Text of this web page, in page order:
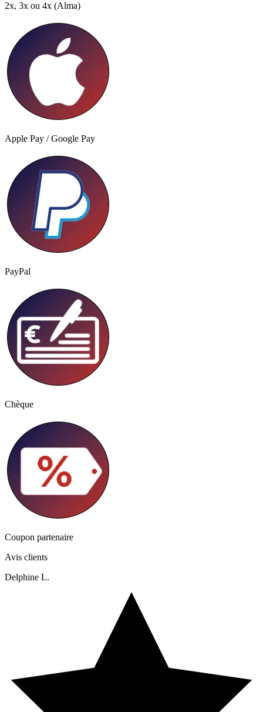
2x, 3x ou 4x (Alma)
Apple Pay / Google Pay
PayPal
Chèque
Coupon partenaire
Avis clients
Delphine L.